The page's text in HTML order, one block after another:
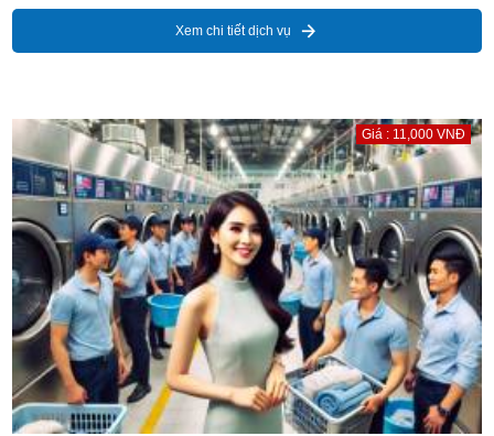
Xem chi tiết dịch vụ
Giá : 11,000 VNĐ